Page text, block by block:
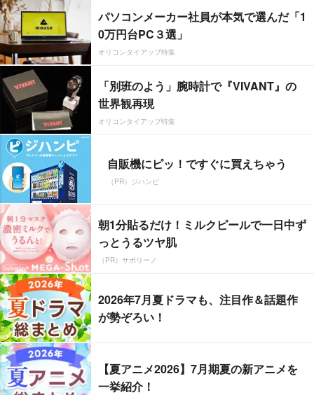
パソコンメーカー社員が本気で選んだ「1
0万円台PC３選」
オリコンタイアップ特集
「別班のよう」腕時計で『VIVANT』の
世界観再現
オリコンタイアップ特集
自販機にピッ！ですぐに買えちゃう
（PR）ジハンピ
朝1分貼るだけ！ミルクピールで一日中ず
っとうるツヤ肌
（PR）サボリーノ
2026年7月夏ドラマも、注目作＆話題作
が勢ぞろい！
【夏アニメ2026】7月期夏の新アニメを
一挙紹介！